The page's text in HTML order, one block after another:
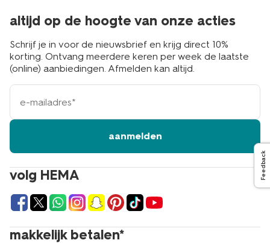
volg HEMA
makkelijk betalen*
altijd op de hoogte van onze acties
Schrijf je in voor de nieuwsbrief en krijg direct 10%
korting. Ontvang meerdere keren per week de laatste
(online) aanbiedingen. Afmelden kan altijd.
e-
mailadres
aanmelden
Feedback